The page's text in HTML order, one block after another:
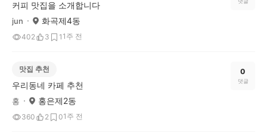
커피 맛집을 소개합니다
jun 화곡제4동
402 3 1 1주 전
맛집 추천
우리동네 카페 추천
홍 홍은제2동
360 2 01주 전
0
댓글